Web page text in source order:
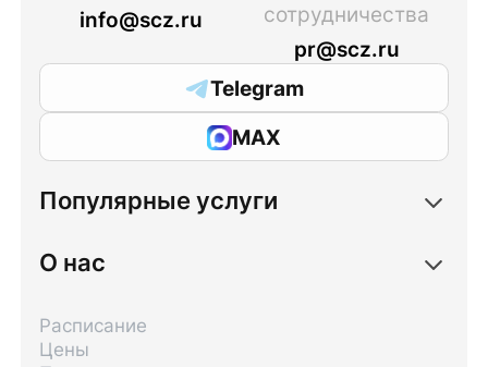
info@scz.ru
сотрудничества
pr@scz.ru
Telegram
MAX
Популярные услуги
О нас
Расписание
Цены